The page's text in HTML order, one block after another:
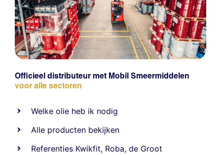
Officieel distributeur met Mobil Smeermiddelen
voor alle sectoren
Welke olie heb ik nodig
Alle producten bekijken
Referenties Kwikfit, Roba,de Groot